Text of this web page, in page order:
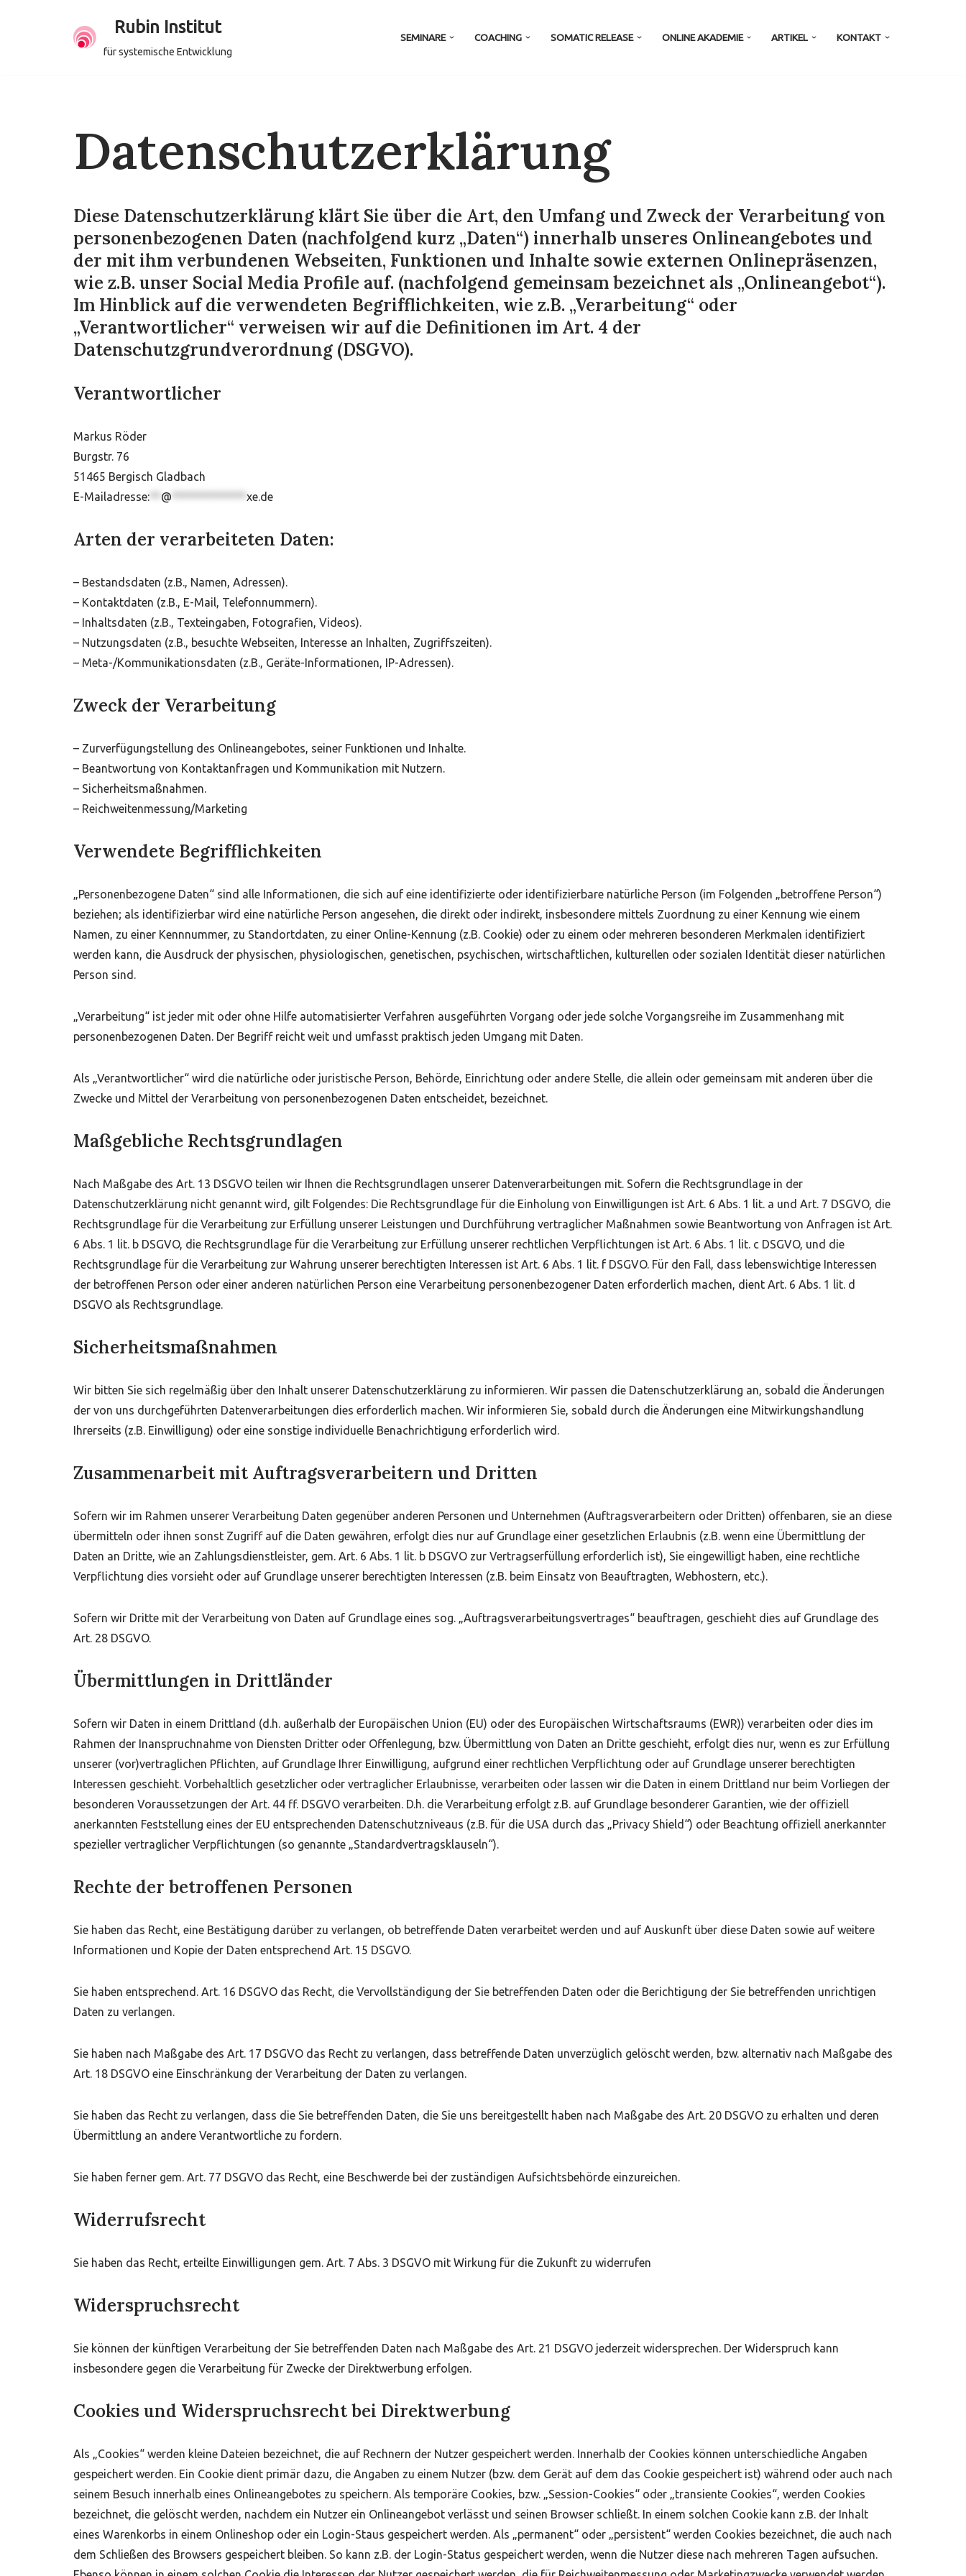
Rubin Institut
für systemische Entwicklung
SEMINARE COACHING SOMATIC RELEASE ONLINE AKADEMIE ARTIKEL KONTAKT
Datenschutzerklärung
Diese Datenschutzerklärung klärt Sie über die Art, den Umfang und Zweck der Verarbeitung von
personenbezogenen Daten (nachfolgend kurz „Daten“) innerhalb unseres Onlineangebotes und
der mit ihm verbundenen Webseiten, Funktionen und Inhalte sowie externen Onlinepräsenzen,
wie z.B. unser Social Media Profile auf. (nachfolgend gemeinsam bezeichnet als „Onlineangebot“).
Im Hinblick auf die verwendeten Begrifflichkeiten, wie z.B. „Verarbeitung“ oder
„Verantwortlicher“ verweisen wir auf die Definitionen im Art. 4 der
Datenschutzgrundverordnung (DSGVO).
Verantwortlicher
Markus Röder
Burgstr. 76
51465 Bergisch Gladbach
E-Mailadresse:
@ ************* xe.de
Arten der verarbeiteten Daten:
– Bestandsdaten (z.B., Namen, Adressen).
– Kontaktdaten (z.B., E-Mail, Telefonnummern).
– Inhaltsdaten (z.B., Texteingaben, Fotografien, Videos).
– Nutzungsdaten (z.B., besuchte Webseiten, Interesse an Inhalten, Zugriffszeiten).
– Meta-/Kommunikationsdaten (z.B., Geräte-Informationen, IP-Adressen).
Zweck der Verarbeitung
– Zurverfügungstellung des Onlineangebotes, seiner Funktionen und Inhalte.
– Beantwortung von Kontaktanfragen und Kommunikation mit Nutzern.
– Sicherheitsmaßnahmen.
– Reichweitenmessung/Marketing
Verwendete Begrifflichkeiten
„Personenbezogene Daten“ sind alle Informationen, die sich auf eine identifizierte oder identifizierbare natürliche Person (im Folgenden „betroffene Person“)
beziehen; als identifizierbar wird eine natürliche Person angesehen, die direkt oder indirekt, insbesondere mittels Zuordnung zu einer Kennung wie einem
Namen, zu einer Kennnummer, zu Standortdaten, zu einer Online-Kennung (z.B. Cookie) oder zu einem oder mehreren besonderen Merkmalen identifiziert
werden kann, die Ausdruck der physischen, physiologischen, genetischen, psychischen, wirtschaftlichen, kulturellen oder sozialen Identität dieser natürlichen
Person sind.
„Verarbeitung“ ist jeder mit oder ohne Hilfe automatisierter Verfahren ausgeführten Vorgang oder jede solche Vorgangsreihe im Zusammenhang mit
personenbezogenen Daten. Der Begriff reicht weit und umfasst praktisch jeden Umgang mit Daten.
Als „Verantwortlicher“ wird die natürliche oder juristische Person, Behörde, Einrichtung oder andere Stelle, die allein oder gemeinsam mit anderen über die
Zwecke und Mittel der Verarbeitung von personenbezogenen Daten entscheidet, bezeichnet.
Maßgebliche Rechtsgrundlagen
Nach Maßgabe des Art. 13 DSGVO teilen wir Ihnen die Rechtsgrundlagen unserer Datenverarbeitungen mit. Sofern die Rechtsgrundlage in der
Datenschutzerklärung nicht genannt wird, gilt Folgendes: Die Rechtsgrundlage für die Einholung von Einwilligungen ist Art. 6 Abs. 1 lit. a und Art. 7 DSGVO, die
Rechtsgrundlage für die Verarbeitung zur Erfüllung unserer Leistungen und Durchführung vertraglicher Maßnahmen sowie Beantwortung von Anfragen ist Art.
6 Abs. 1 lit. b DSGVO, die Rechtsgrundlage für die Verarbeitung zur Erfüllung unserer rechtlichen Verpflichtungen ist Art. 6 Abs. 1 lit. c DSGVO, und die
Rechtsgrundlage für die Verarbeitung zur Wahrung unserer berechtigten Interessen ist Art. 6 Abs. 1 lit. f DSGVO. Für den Fall, dass lebenswichtige Interessen
der betroffenen Person oder einer anderen natürlichen Person eine Verarbeitung personenbezogener Daten erforderlich machen, dient Art. 6 Abs. 1 lit. d
DSGVO als Rechtsgrundlage.
Sicherheitsmaßnahmen
Wir bitten Sie sich regelmäßig über den Inhalt unserer Datenschutzerklärung zu informieren. Wir passen die Datenschutzerklärung an, sobald die Änderungen
der von uns durchgeführten Datenverarbeitungen dies erforderlich machen. Wir informieren Sie, sobald durch die Änderungen eine Mitwirkungshandlung
Ihrerseits (z.B. Einwilligung) oder eine sonstige individuelle Benachrichtigung erforderlich wird.
Zusammenarbeit mit Auftragsverarbeitern und Dritten
Sofern wir im Rahmen unserer Verarbeitung Daten gegenüber anderen Personen und Unternehmen (Auftragsverarbeitern oder Dritten) offenbaren, sie an diese
übermitteln oder ihnen sonst Zugriff auf die Daten gewähren, erfolgt dies nur auf Grundlage einer gesetzlichen Erlaubnis (z.B. wenn eine Übermittlung der
Daten an Dritte, wie an Zahlungsdienstleister, gem. Art. 6 Abs. 1 lit. b DSGVO zur Vertragserfüllung erforderlich ist), Sie eingewilligt haben, eine rechtliche
Verpflichtung dies vorsieht oder auf Grundlage unserer berechtigten Interessen (z.B. beim Einsatz von Beauftragten, Webhostern, etc.).
Sofern wir Dritte mit der Verarbeitung von Daten auf Grundlage eines sog. „Auftragsverarbeitungsvertrages“ beauftragen, geschieht dies auf Grundlage des
Art. 28 DSGVO.
Übermittlungen in Drittländer
Sofern wir Daten in einem Drittland (d.h. außerhalb der Europäischen Union (EU) oder des Europäischen Wirtschaftsraums (EWR)) verarbeiten oder dies im
Rahmen der Inanspruchnahme von Diensten Dritter oder Offenlegung, bzw. Übermittlung von Daten an Dritte geschieht, erfolgt dies nur, wenn es zur Erfüllung
unserer (vor)vertraglichen Pflichten, auf Grundlage Ihrer Einwilligung, aufgrund einer rechtlichen Verpflichtung oder auf Grundlage unserer berechtigten
Interessen geschieht. Vorbehaltlich gesetzlicher oder vertraglicher Erlaubnisse, verarbeiten oder lassen wir die Daten in einem Drittland nur beim Vorliegen der
besonderen Voraussetzungen der Art. 44 ff. DSGVO verarbeiten. D.h. die Verarbeitung erfolgt z.B. auf Grundlage besonderer Garantien, wie der offiziell
anerkannten Feststellung eines der EU entsprechenden Datenschutzniveaus (z.B. für die USA durch das „Privacy Shield“) oder Beachtung offiziell anerkannter
spezieller vertraglicher Verpflichtungen (so genannte „Standardvertragsklauseln“).
Rechte der betroffenen Personen
Sie haben das Recht, eine Bestätigung darüber zu verlangen, ob betreffende Daten verarbeitet werden und auf Auskunft über diese Daten sowie auf weitere
Informationen und Kopie der Daten entsprechend Art. 15 DSGVO.
Sie haben entsprechend. Art. 16 DSGVO das Recht, die Vervollständigung der Sie betreffenden Daten oder die Berichtigung der Sie betreffenden unrichtigen
Daten zu verlangen.
Sie haben nach Maßgabe des Art. 17 DSGVO das Recht zu verlangen, dass betreffende Daten unverzüglich gelöscht werden, bzw. alternativ nach Maßgabe des
Art. 18 DSGVO eine Einschränkung der Verarbeitung der Daten zu verlangen.
Sie haben das Recht zu verlangen, dass die Sie betreffenden Daten, die Sie uns bereitgestellt haben nach Maßgabe des Art. 20 DSGVO zu erhalten und deren
Übermittlung an andere Verantwortliche zu fordern.
Sie haben ferner gem. Art. 77 DSGVO das Recht, eine Beschwerde bei der zuständigen Aufsichtsbehörde einzureichen.
Widerrufsrecht
Sie haben das Recht, erteilte Einwilligungen gem. Art. 7 Abs. 3 DSGVO mit Wirkung für die Zukunft zu widerrufen
Widerspruchsrecht
Sie können der künftigen Verarbeitung der Sie betreffenden Daten nach Maßgabe des Art. 21 DSGVO jederzeit widersprechen. Der Widerspruch kann
insbesondere gegen die Verarbeitung für Zwecke der Direktwerbung erfolgen.
Cookies und Widerspruchsrecht bei Direktwerbung
Als „Cookies“ werden kleine Dateien bezeichnet, die auf Rechnern der Nutzer gespeichert werden. Innerhalb der Cookies können unterschiedliche Angaben
gespeichert werden. Ein Cookie dient primär dazu, die Angaben zu einem Nutzer (bzw. dem Gerät auf dem das Cookie gespeichert ist) während oder auch nach
seinem Besuch innerhalb eines Onlineangebotes zu speichern. Als temporäre Cookies, bzw. „Session-Cookies“ oder „transiente Cookies“, werden Cookies
bezeichnet, die gelöscht werden, nachdem ein Nutzer ein Onlineangebot verlässt und seinen Browser schließt. In einem solchen Cookie kann z.B. der Inhalt
eines Warenkorbs in einem Onlineshop oder ein Login-Staus gespeichert werden. Als „permanent“ oder „persistent“ werden Cookies bezeichnet, die auch nach
dem Schließen des Browsers gespeichert bleiben. So kann z.B. der Login-Status gespeichert werden, wenn die Nutzer diese nach mehreren Tagen aufsuchen.